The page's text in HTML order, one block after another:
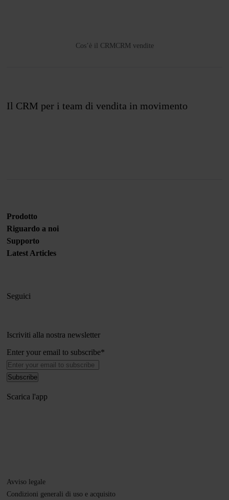
Cos’è il CRM CRM vendite
Il CRM per i team di vendita in movimento
Prodotto
Riguardo a noi
Supporto
Latest Articles
Seguici
Iscriviti alla nostra newsletter
Enter your email to subscribe*
Scarica l'app
Avviso legale
Condizioni generali di uso e acquisito